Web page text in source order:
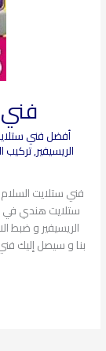
فني
أفضل فني
الريسيفير,تركيب
فني ستلايت
الريسيفير و
بنا و سيصل إليك